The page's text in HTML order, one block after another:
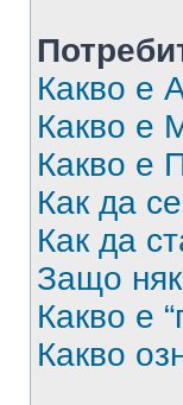
Какво е
Какво е
Какво е
Как да
Как да
Защо
Какво е
Какво